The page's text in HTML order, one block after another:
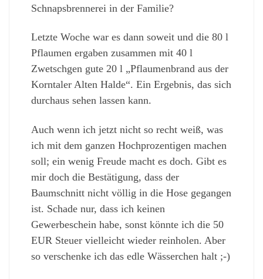
Schnapsbrennerei in der Familie?
Letzte Woche war es dann soweit und die 80 l
Pflaumen ergaben zusammen mit 40 l
Zwetschgen gute 20 l „Pflaumenbrand aus der
Korntaler Alten Halde“. Ein Ergebnis, das sich
durchaus sehen lassen kann.
Auch wenn ich jetzt nicht so recht weiß, was
ich mit dem ganzen Hochprozentigen machen
soll; ein wenig Freude macht es doch. Gibt es
mir doch die Bestätigung, dass der
Baumschnitt nicht völlig in die Hose gegangen
ist. Schade nur, dass ich keinen
Gewerbeschein habe, sonst könnte ich die 50
EUR Steuer vielleicht wieder reinholen. Aber
so verschenke ich das edle Wässerchen halt ;-)